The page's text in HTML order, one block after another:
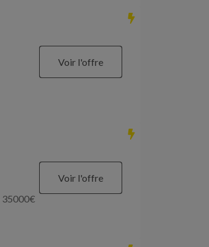
Voir l'offre
35000€
Voir l'offre